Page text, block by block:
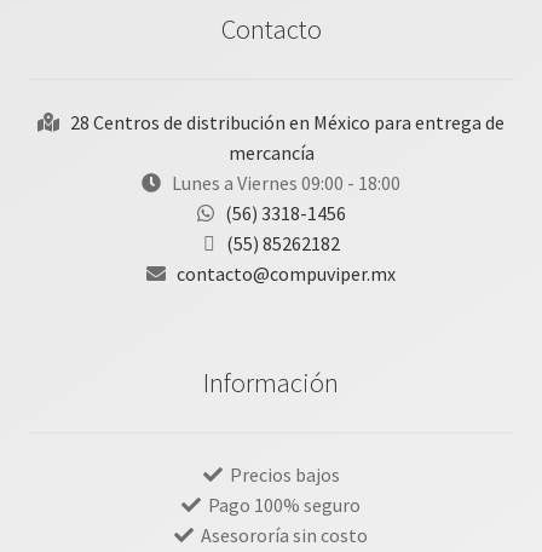
Contacto
28 Centros de distribución en México para entrega de
mercancía
Lunes a Viernes 09:00 - 18:00
(56) 3318-1456
(55) 85262182
contacto@compuviper.mx
Información
Precios bajos
Pago 100% seguro
Asesororía sin costo